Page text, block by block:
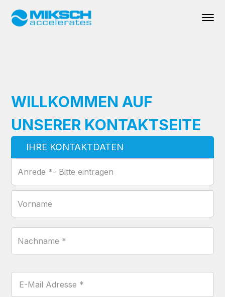
WILLKOMMEN AUF
UNSERER KONTAKTSEITE
IHRE KONTAKTDATEN